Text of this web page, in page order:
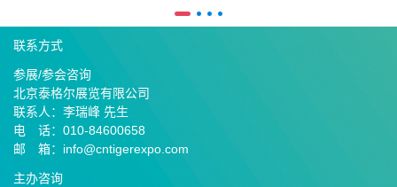
联系方式
参展/参会咨询
北京泰格尔展览有限公司
联系人：李瑞峰 先生
电 话：010-84600658
邮 箱：info@cntigerexpo.com
主办咨询